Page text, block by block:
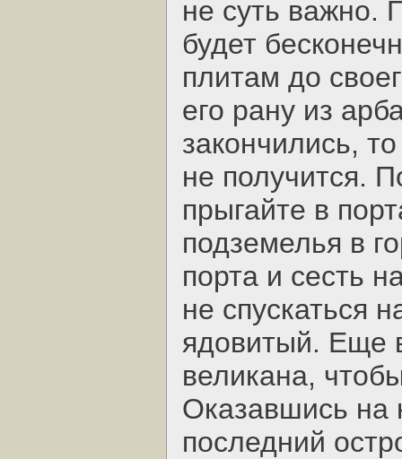
не суть важно.
будет
плитам до
его рану из
закончились,
не получится.
прыгайте в
подземелья в
порта и сесть
не спускаться
ядовитый. Еще
великана,
Оказавшись на
последний